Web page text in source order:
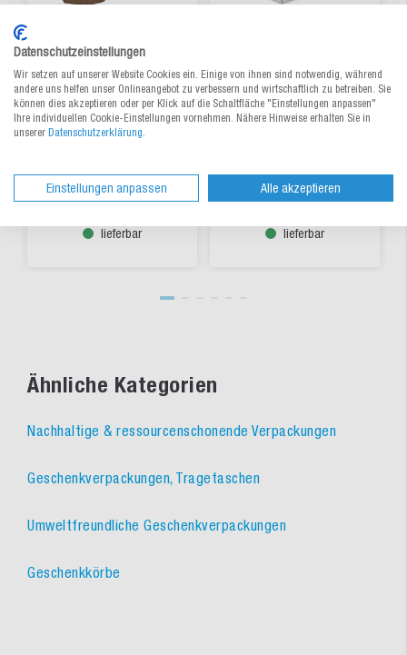
Geschenkkorb 6-eckig
Vintage RUSTIKAL
ab 2,23 € / St.
lieferbar
Geschenkkorb NATURA
ab 2,29 € / St.
lieferbar
Ähnliche Kategorien
Nachhaltige & ressourcenschonende Verpackungen
Geschenkverpackungen, Tragetaschen
Umweltfreundliche Geschenkverpackungen
Geschenkkörbe
Datenschutzeinstellungen
Wir setzen auf unserer Website Cookies ein. Einige von ihnen sind notwendig, während
andere uns helfen unser Onlineangebot zu verbessern und wirtschaftlich zu betreiben. Sie
können dies akzeptieren oder per Klick auf die Schaltfläche "Einstellungen anpassen"
Ihre individuellen Cookie-Einstellungen vornehmen. Nähere Hinweise erhalten Sie in
unserer Datenschutzerklärung.
Einstellungen anpassen Alle akzeptieren